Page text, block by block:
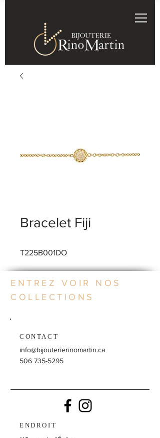
Bracelet Fiji
T225B001DO
ENTREZ VOIR NOS
COLLECTIONS
CONTACT
info@bijouterierinomartin.ca
506 735-5295
ENDROIT